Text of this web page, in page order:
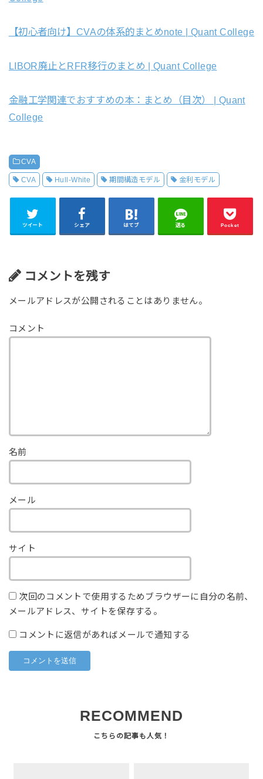
【初心者向け】CVAの体系的まとめnote | Quant College
LIBOR廃止とRFR移行のまとめ | Quant College
金融工学関連でおすすめの本：まとめ（目次） | Quant
College
CVA
CVA Hull-White 期間構造モデル 金利モデル
ツイート シェア はてブ 送る Pocket
コメントを残す
メールアドレスが公開されることはありません。
コメント
名前
メール
サイト
次回のコメントで使用するためブラウザーに自分の名前、
メールアドレス、サイトを保存する。
コメントに返信があればメールで通知する
RECOMMEND